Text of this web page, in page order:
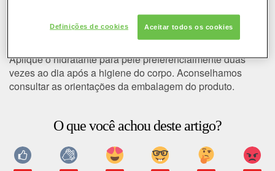
SOLAR
Quantas vezes posso aplicar
hidratante no dia?
Aplique o hidratante para pele preferencialmente duas
vezes ao dia após a higiene do corpo. Aconselhamos
consultar as orientações da embalagem do produto.
O que você achou deste artigo?
Definições de cookies Aceitar todos os cookies